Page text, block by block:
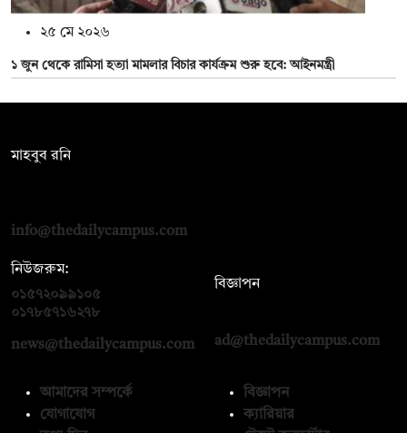
২৫ মে ২০২৬
১ জুন থেকে রামিসা হত্যা মামলার বিচার কার্যক্রম শুরু হবে: আইনমন্ত্রী
মাহবুব রনি
info@thedailycampus.com
নিউজরুম:
০১৫৭২০৯৯১০৫
০১৭৮৫৭১৬২৭৮
news@thedailycampus.com
বিজ্ঞাপন
ad@thedailycampus.com
আমাদের সম্পর্কে
যোগাযোগ
বিজ্ঞাপন
ক্যারিয়ার